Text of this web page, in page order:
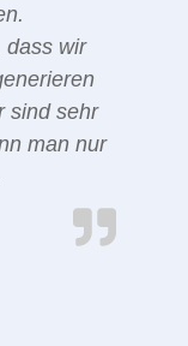
dass wir
sind sehr
man nur